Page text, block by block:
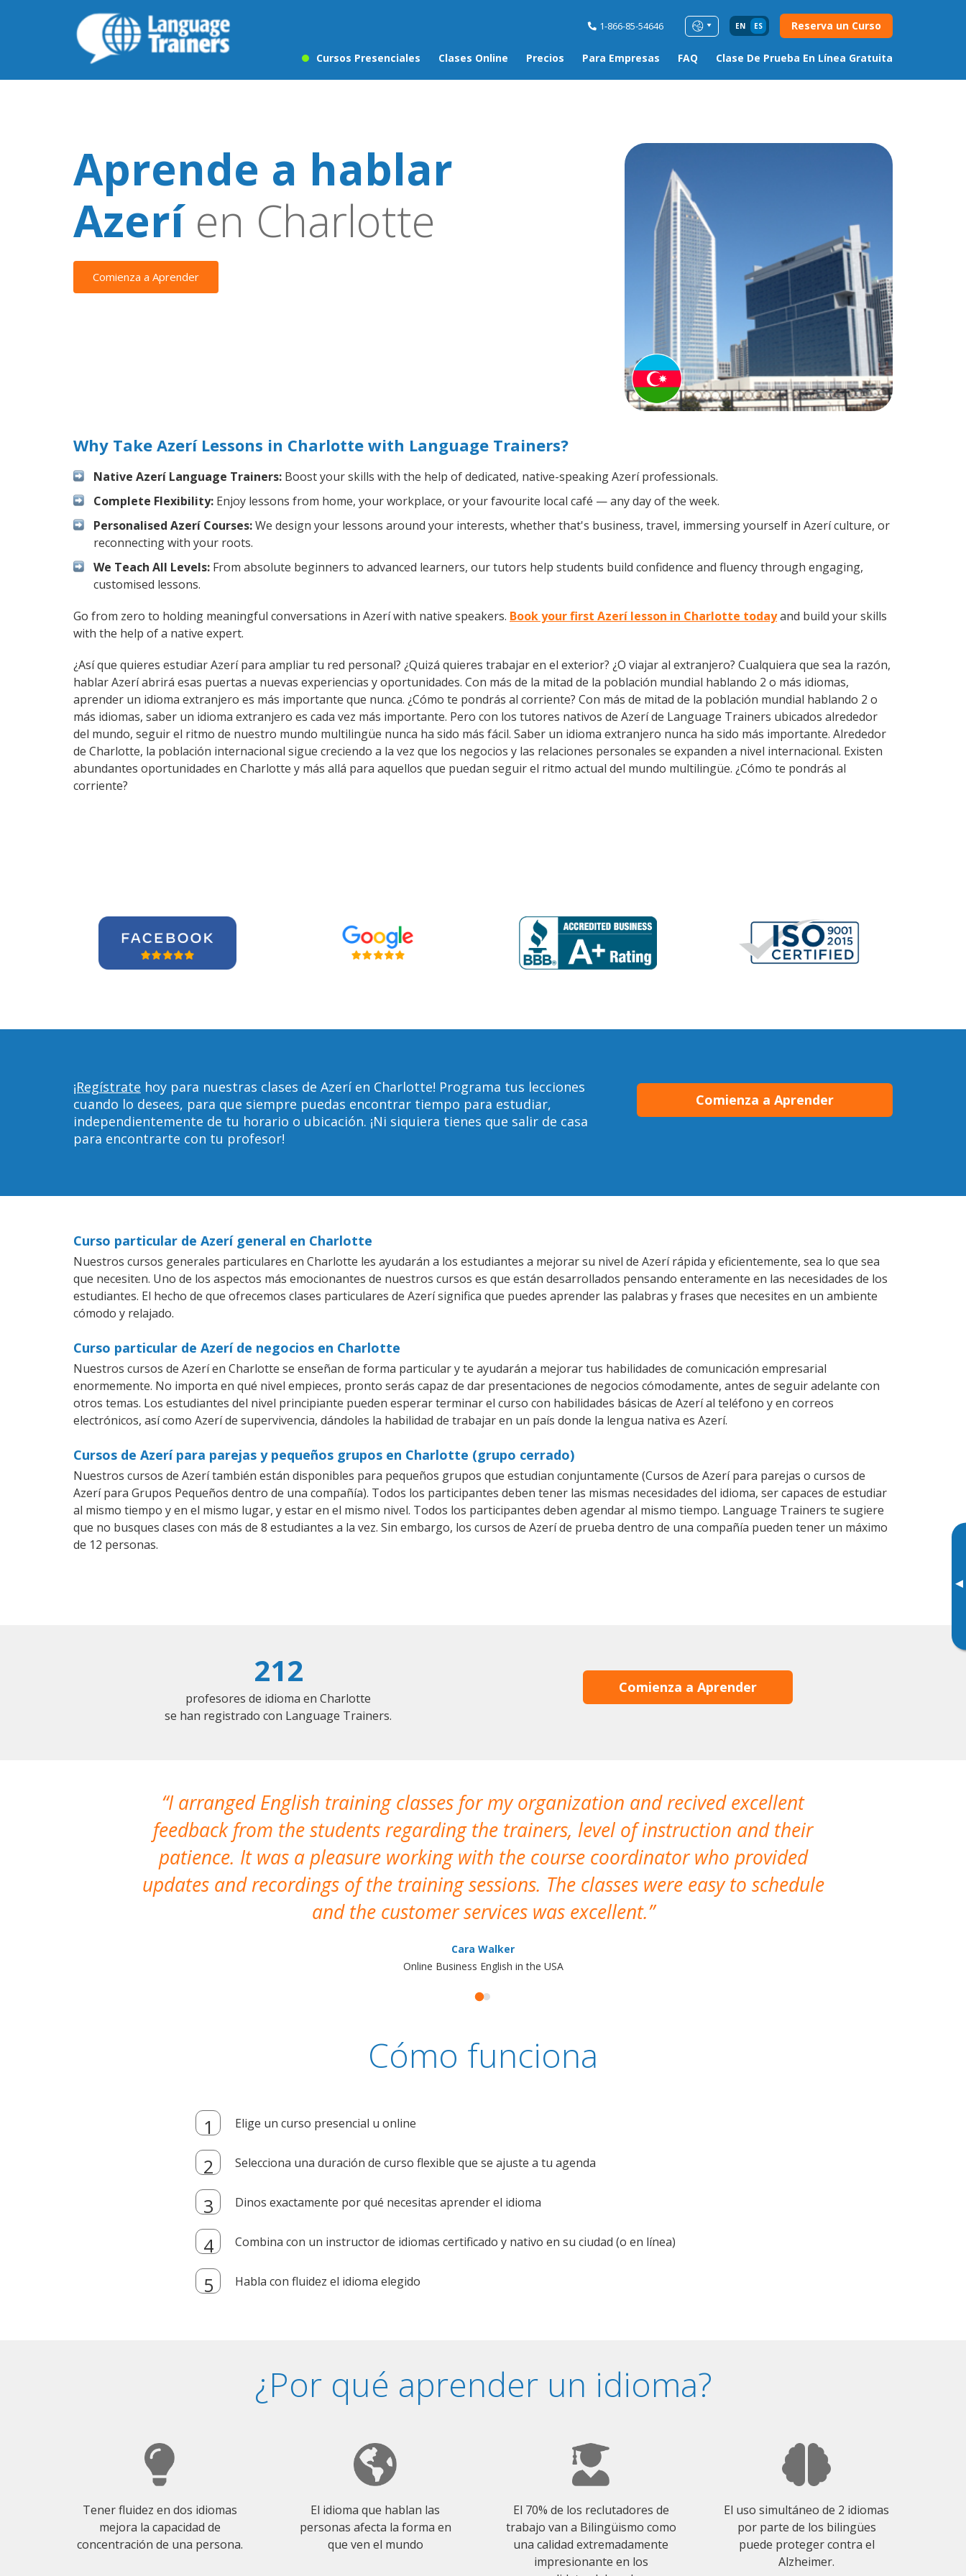
1-866-85-54646 EN ES Reserva un Curso
Cursos Presenciales Clases Online Precios Para Empresas FAQ Clase De Prueba En Línea Gratuita
▸
Aprende a hablar
Azeríen Charlotte
Comienza a Aprender
Why Take Azerí Lessons in Charlotte with Language Trainers?
Native Azerí Language Trainers: Boost your skills with the help of dedicated, native-speaking Azerí professionals.
Complete Flexibility: Enjoy lessons from home, your workplace, or your favourite local café — any day of the week.
Personalised Azerí Courses:We design your lessons around your interests, whether that's business, travel, immersing yourself in Azerí culture, or
reconnecting with your roots.
We Teach All Levels: From absolute beginners to advanced learners, our tutors help students build confidence and fluency through engaging,
customised lessons.
Go from zero to holding meaningful conversations in Azerí with native speakers. Book your first Azerí lesson in Charlotte todayand build your skills
with the help of a native expert.
¿Así que quieres estudiar Azerí para ampliar tu red personal? ¿Quizá quieres trabajar en el exterior? ¿O viajar al extranjero? Cualquiera que sea la razón,
hablar Azerí abrirá esas puertas a nuevas experiencias y oportunidades. Con más de la mitad de la población mundial hablando 2 o más idiomas,
aprender un idioma extranjero es más importante que nunca. ¿Cómo te pondrás al corriente? Con más de mitad de la población mundial hablando 2 o
más idiomas, saber un idioma extranjero es cada vez más importante. Pero con los tutores nativos de Azerí de Language Trainers ubicados alrededor
del mundo, seguir el ritmo de nuestro mundo multilingüe nunca ha sido más fácil. Saber un idioma extranjero nunca ha sido más importante. Alrededor
de Charlotte, la población internacional sigue creciendo a la vez que los negocios y las relaciones personales se expanden a nivel internacional. Existen
abundantes oportunidades en Charlotte y más allá para aquellos que puedan seguir el ritmo actual del mundo multilingüe. ¿Cómo te pondrás al
corriente?
¡Regístrate hoy para nuestras clases de Azerí en Charlotte! Programa tus lecciones
cuando lo desees, para que siempre puedas encontrar tiempo para estudiar,
independientemente de tu horario o ubicación. ¡Ni siquiera tienes que salir de casa
para encontrarte con tu profesor!
Comienza a Aprender
Curso particular de Azerí general en Charlotte
Nuestros cursos generales particulares en Charlotte les ayudarán a los estudiantes a mejorar su nivel de Azerí rápida y eficientemente, sea lo que sea
que necesiten. Uno de los aspectos más emocionantes de nuestros cursos es que están desarrollados pensando enteramente en las necesidades de los
estudiantes. El hecho de que ofrecemos clases particulares de Azerí significa que puedes aprender las palabras y frases que necesites en un ambiente
cómodo y relajado.
Curso particular de Azerí de negocios en Charlotte
Nuestros cursos de Azerí en Charlotte se enseñan de forma particular y te ayudarán a mejorar tus habilidades de comunicación empresarial
enormemente. No importa en qué nivel empieces, pronto serás capaz de dar presentaciones de negocios cómodamente, antes de seguir adelante con
otros temas. Los estudiantes del nivel principiante pueden esperar terminar el curso con habilidades básicas de Azerí al teléfono y en correos
electrónicos, así como Azerí de supervivencia, dándoles la habilidad de trabajar en un país donde la lengua nativa es Azerí.
Cursos de Azerí para parejas y pequeños grupos en Charlotte (grupo cerrado)
Nuestros cursos de Azerí también están disponibles para pequeños grupos que estudian conjuntamente (Cursos de Azerí para parejas o cursos de
Azerí para Grupos Pequeños dentro de una compañía). Todos los participantes deben tener las mismas necesidades del idioma, ser capaces de estudiar
al mismo tiempo y en el mismo lugar, y estar en el mismo nivel. Todos los participantes deben agendar al mismo tiempo. Language Trainers te sugiere
que no busques clases con más de 8 estudiantes a la vez. Sin embargo, los cursos de Azerí de prueba dentro de una compañía pueden tener un máximo
de 12 personas.
212
profesores de idioma en Charlotte
se han registrado con Language Trainers.
Comienza a Aprender
I arranged English training classes for my organization and recived excellent
feedback from the students regarding the trainers, level of instruction and their
patience. It was a pleasure working with the course coordinator who provided
updates and recordings of the training sessions. The classes were easy to schedule
and the customer services was excellent.
Cara Walker
Online Business English in the USA
Cómo funciona
Elige un curso presencial u online
Selecciona una duración de curso flexible que se ajuste a tu agenda
Dinos exactamente por qué necesitas aprender el idioma
Combina con un instructor de idiomas certificado y nativo en su ciudad (o en línea)
Habla con fluidez el idioma elegido
¿Por qué aprender un idioma?
Tener fluidez en dos idiomas
mejora la capacidad de
concentración de una persona.
El idioma que hablan las
personas afecta la forma en
que ven el mundo
El 70% de los reclutadores de
trabajo van a Bilingüismo como
una calidad extremadamente
impresionante en los
El uso simultáneo de 2 idiomas
por parte de los bilingües
puede proteger contra el
Alzheimer.